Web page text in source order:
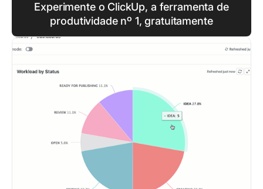
Experimente o ClickUp, a ferramenta de
produtividade nº 1, gratuitamente